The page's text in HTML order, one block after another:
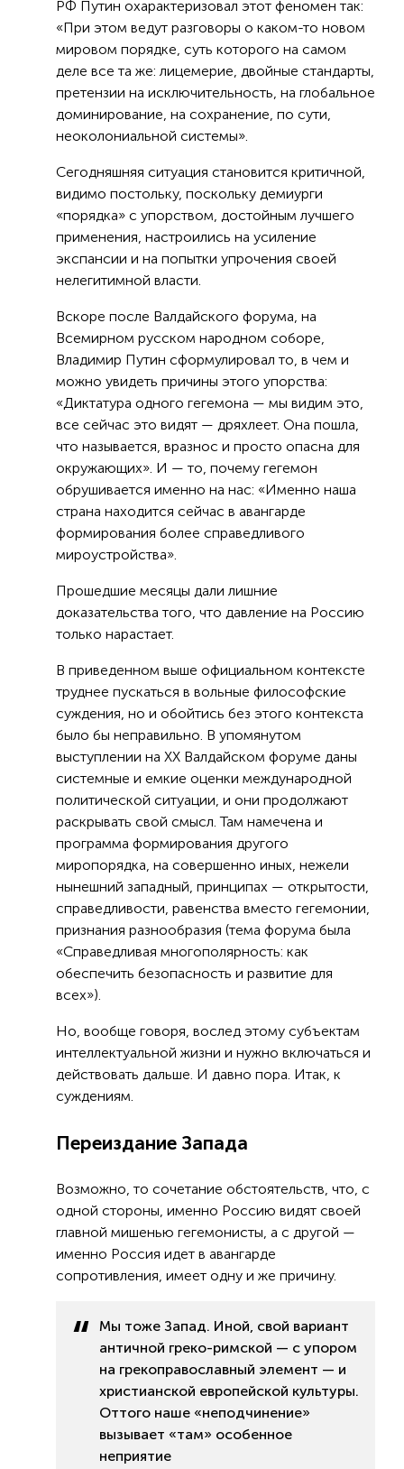
РФ Путин охарактеризовал этот феномен так:
«При этом ведут разговоры о каком-то новом
мировом порядке, суть которого на самом
деле все та же: лицемерие, двойные стандарты,
претензии на исключительность, на глобальное
доминирование, на сохранение, по сути,
неоколониальной системы».
Сегодняшняя ситуация становится критичной,
видимо постольку, поскольку демиурги
«порядка» с упорством, достойным лучшего
применения, настроились на усиление
экспансии и на попытки упрочения своей
нелегитимной власти.
Вскоре после Валдайского форума, на
Всемирном русском народном соборе,
Владимир Путин сформулировал то, в чем и
можно увидеть причины этого упорства:
«Диктатура одного гегемона — мы видим это,
все сейчас это видят — дряхлеет. Она пошла,
что называется, вразнос и просто опасна для
окружающих». И — то, почему гегемон
обрушивается именно на нас: «Именно наша
страна находится сейчас в авангарде
формирования более справедливого
мироустройства».
Прошедшие месяцы дали лишние
доказательства того, что давление на Россию
только нарастает.
В приведенном выше официальном контексте
труднее пускаться в вольные философские
суждения, но и обойтись без этого контекста
было бы неправильно. В упомянутом
выступлении на XX Валдайском форуме даны
системные и емкие оценки международной
политической ситуации, и они продолжают
раскрывать свой смысл. Там намечена и
программа формирования другого
миропорядка, на совершенно иных, нежели
нынешний западный, принципах — открытости,
справедливости, равенства вместо гегемонии,
признания разнообразия (тема форума была
«Справедливая многополярность: как
обеспечить безопасность и развитие для
всех»).
Но, вообще говоря, вослед этому субъектам
интеллектуальной жизни и нужно включаться и
действовать дальше. И давно пора. Итак, к
суждениям.
Переиздание Запада
Возможно, то сочетание обстоятельств, что, с
одной стороны, именно Россию видят своей
главной мишенью гегемонисты, а с другой —
именно Россия идет в авангарде
сопротивления, имеет одну и же причину.
Мы тоже Запад. Иной, свой вариант
античной греко-римской — с упором
на грекоправославный элемент — и
христианской европейской культуры.
Оттого наше «неподчинение»
вызывает «там» особенное
неприятие